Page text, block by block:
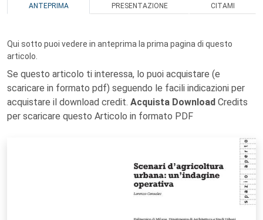
ANTEPRIMA PRESENTAZIONE CITAMI
Qui sotto puoi vedere in anteprima la prima pagina di questo
articolo.
Se questo articolo ti interessa, lo puoi acquistare (e
scaricare in formato pdf) seguendo le facili indicazioni per
acquistare il download credit. Acquista Download Credits
per scaricare questo Articolo in formato PDF